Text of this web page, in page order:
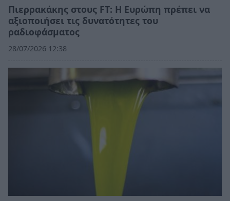
Πιερρακάκης στους FT: Η Ευρώπη πρέπει να
αξιοποιήσει τις δυνατότητες του
ραδιοφάσματος
28/07/2026 12:38